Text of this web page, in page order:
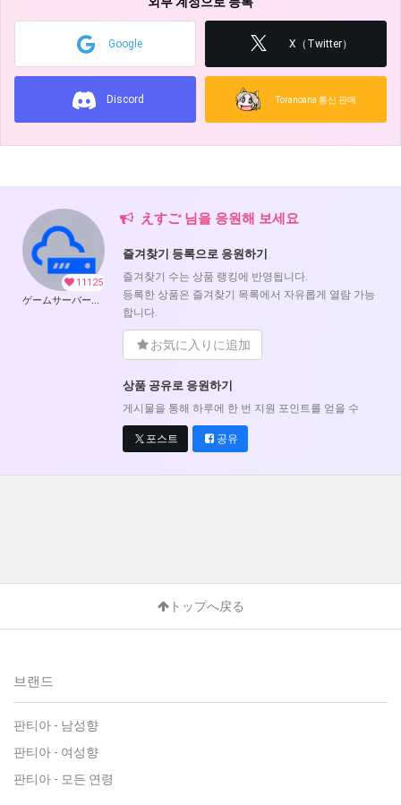
Google X（Twitter）
Discord Toranoana 통신 판매
11125
ゲームサーバー公開ツール の開発支援
えすご 님을 응원해 보세요
즐겨찾기 등록으로 응원하기
즐겨찾기 수는 상품 랭킹에 반영됩니다.
등록한 상품은 즐겨찾기 목록에서 자유롭게 열람 가능
합니다.
お気に入りに追加
상품 공유로 응원하기
게시물을 통해 하루에 한 번 지원 포인트를 얻을 수
포스트 공유
トップへ戻る
브랜드
판티아 - 남성향
판티아 - 여성향
판티아 - 모든 연령